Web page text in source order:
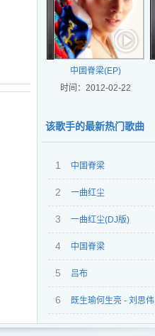
中国脊梁(EP)
时间：2012-02-22
该歌手的最新热门歌曲
1
中国脊梁
2
一曲红尘
3
一曲红尘(DJ版)
4
中国脊梁
5
吕布
6 既生瑜何生亮 - 刘思伟
&郭少杰